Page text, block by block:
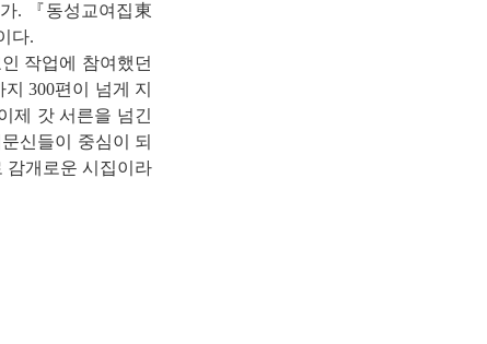
. 『동성교여집東
다.
작업에 참여했던
300편이 넘게 지
제 갓 서른을 넘긴
신들이 중심이 되
감개로운 시집이라